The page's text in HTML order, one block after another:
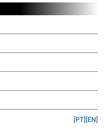
[EN]
[PT]